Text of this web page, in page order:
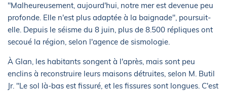
"Malheureusement, aujourd'hui, notre mer est devenue peu
profonde. Elle n'est plus adaptée à la baignade", poursuit-
elle. Depuis le séisme du 8 juin, plus de 8.500 répliques ont
secoué la région, selon l'agence de sismologie.
À Glan, les habitants songent à l'après, mais sont peu
enclins à reconstruire leurs maisons détruites, selon M. Butil
Jr. "Le sol là-bas est fissuré, et les fissures sont longues. C'est